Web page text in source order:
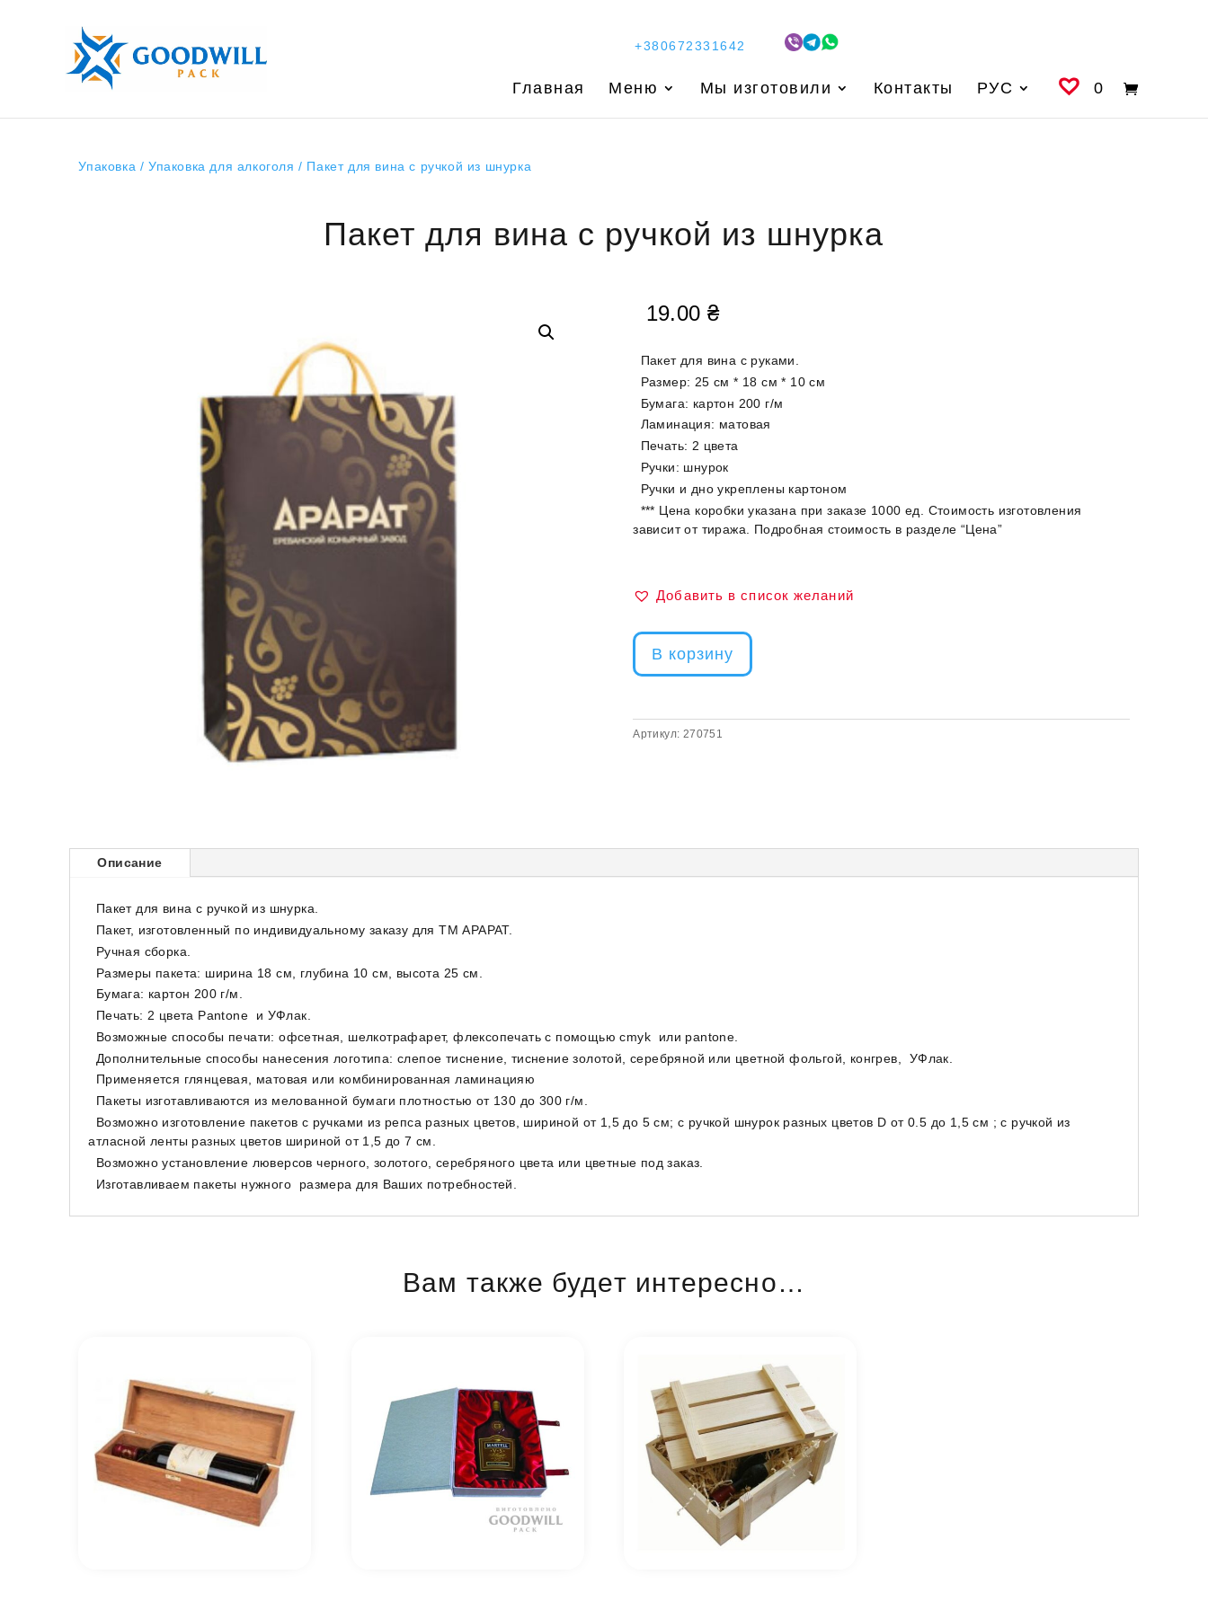
+380672331642
Главная Меню Мы изготовили Контакты РУС 0
Упаковка / Упаковка для алкоголя / Пакет для вина с ручкой из шнурка
Пакет для вина с ручкой из шнурка
19.00 ₴
Пакет для вина с руками.
Размер: 25 см * 18 см * 10 см
Бумага: картон 200 г/м
Ламинация: матовая
Печать: 2 цвета
Ручки: шнурок
Ручки и дно укреплены картоном
*** Цена коробки указана при заказе 1000 ед. Стоимость изготовления
зависит от тиража. Подробная стоимость в разделе “Цена”
Добавить в список желаний
В корзину
Артикул: 270751
Описание
Пакет для вина с ручкой из шнурка.
Пакет, изготовленный по индивидуальному заказу для ТМ АРАРАТ.
Ручная сборка.
Размеры пакета: ширина 18 см, глубина 10 см, высота 25 см.
Бумага: картон 200 г/м.
Печать: 2 цвета Pantone и УФлак.
Возможные способы печати: офсетная, шелкотрафарет, флексопечать с помощью cmyk или pantone.
Дополнительные способы нанесения логотипа: слепое тиснение, тиснение золотой, серебряной или цветной фольгой, конгрев, УФлак.
Применяется глянцевая, матовая или комбинированная ламинацияю
Пакеты изготавливаются из мелованной бумаги плотностью от 130 до 300 г/м.
Возможно изготовление пакетов с ручками из репса разных цветов, шириной от 1,5 до 5 см; с ручкой шнурок разных цветов D от 0.5 до 1,5 см ; с ручкой из
атласной ленты разных цветов шириной от 1,5 до 7 см.
Возможно установление люверсов черного, золотого, серебряного цвета или цветные под заказ.
Изготавливаем пакеты нужного размера для Ваших потребностей.
Вам также будет интересно…